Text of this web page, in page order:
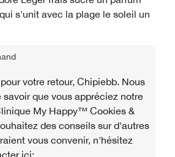
s'unit avec la plage le soleil un
votre retour, Chipiebb. Nous
savoir que vous appréciez notre
My Happy™ Cookies &
des conseils sur d'autres
vous convenir, n'hésitez
ici: